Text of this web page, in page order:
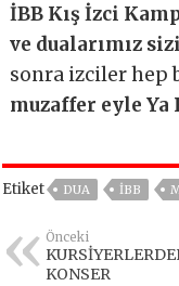
İBB Kış İzci
ve dualarımız
sonra izciler hep
muzaffer eyle Ya
Etiket DUA IBB
Önceki
KONSER